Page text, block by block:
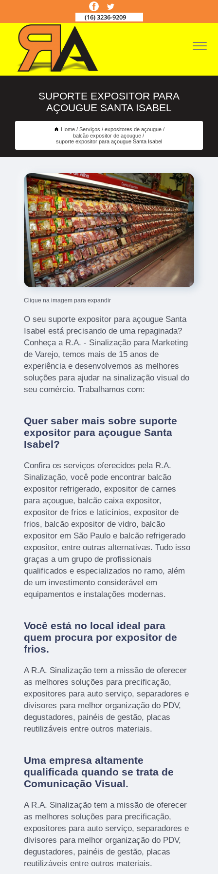
(16) 3236-9209
SUPORTE EXPOSITOR PARA
AÇOUGUE SANTA ISABEL
Home Serviços
expositores de açougue
balcão expositor de açougue
suporte expositor para açougue Santa Isabel
Clique na imagem para expandir
O seu suporte expositor para açougue Santa
Isabel está precisando de uma repaginada?
Conheça a R.A. - Sinalização para Marketing
de Varejo, temos mais de 15 anos de
experiência e desenvolvemos as melhores
soluções para ajudar na sinalização visual do
seu comércio. Trabalhamos com:
Quer saber mais sobre suporte
expositor para açougue Santa
Isabel?
Confira os serviços oferecidos pela R.A.
Sinalização, você pode encontrar balcão
expositor refrigerado, expositor de carnes
para açougue, balcão caixa expositor,
expositor de frios e laticínios, expositor de
frios, balcão expositor de vidro, balcão
expositor em São Paulo e balcão refrigerado
expositor, entre outras alternativas. Tudo isso
graças a um grupo de profissionais
qualificados e especializados no ramo, além
de um investimento considerável em
equipamentos e instalações modernas.
Você está no local ideal para
quem procura porexpositor de
frios.
A R.A. Sinalização tem a missão de oferecer
as melhores soluções para precificação,
expositores para auto serviço, separadores e
divisores para melhor organização do PDV,
degustadores, painéis de gestão, placas
reutilizáveis entre outros materiais.
Uma empresa altamente
qualificada quando se trata de
Comunicação Visual.
A R.A. Sinalização tem a missão de oferecer
as melhores soluções para precificação,
expositores para auto serviço, separadores e
divisores para melhor organização do PDV,
degustadores, painéis de gestão, placas
reutilizáveis entre outros materiais.